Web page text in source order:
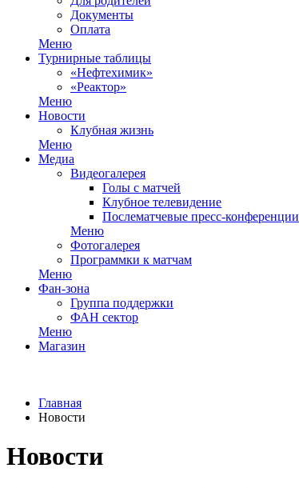
Документы
Оплата
Меню
Турнирные таблицы
«Нефтехимик»
«Реактор»
Меню
Новости
Клубная жизнь
Меню
Медиа
Видеогалерея
Голы с матчей
Клубное телевидение
Послематчевые пресс-конференции
Меню
Фотогалерея
Программки к матчам
Меню
Фан-зона
Группа поддержки
ФАН сектор
Меню
Магазин
Главная
Новости
Новости